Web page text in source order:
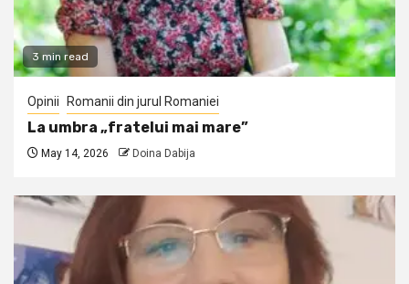
3 min read
Opinii Romanii din jurul Romaniei
La umbra „fratelui mai mare”
May 14, 2026 Doina Dabija